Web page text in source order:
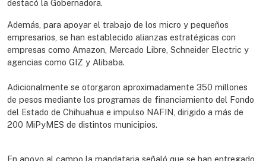
destacó la Gobernadora.
Además, para apoyar el trabajo de los micro y pequeños
empresarios, se han establecido alianzas estratégicas con
empresas como Amazon, Mercado Libre, Schneider Electric y
agencias como GIZ y Alibaba.
Adicionalmente se otorgaron aproximadamente 350 millones
de pesos mediante los programas de financiamiento del Fondo
del Estado de Chihuahua e impulso NAFIN, dirigido a más de
200 MiPyMES de distintos municipios.
En apoyo al campo la mandataria señaló que se han entregado